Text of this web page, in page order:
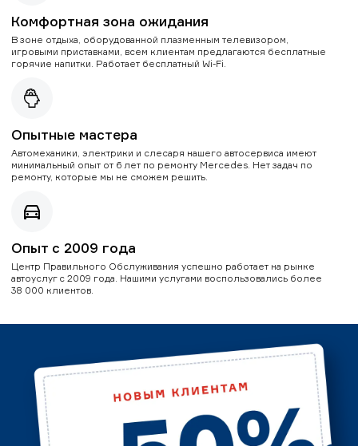
Комфортная зона ожидания
В зоне отдыха, оборудованной плазменным телевизором,
игровыми приставками, всем клиентам предлагаются бесплатные
горячие напитки. Работает бесплатный Wi-Fi.
Опытные мастера
Автомеханики, электрики и слесаря нашего автосервиса имеют
минимальный опыт от 6 лет по ремонту Mercedes. Нет задач по
ремонту, которые мы не сможем решить.
Опыт с 2009 года
Центр Правильного Обслуживания успешно работает на рынке
автоуслуг с 2009 года. Нашими услугами воспользовались более
38 000 клиентов.